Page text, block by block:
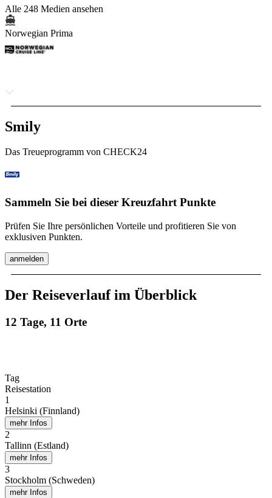
Alle 248 Medien ansehen
Norwegian Prima
Smily
Das Treueprogramm von CHECK24
Sammeln Sie bei dieser Kreuzfahrt Punkte
Prüfen Sie Ihre persönlichen Vorteile und profitieren Sie von
exklusiven Punkten.
anmelden
Der Reiseverlauf im Überblick
12 Tage, 11 Orte
Tag
Reisestation
1
Helsinki (Finnland)
mehr Infos
2
Tallinn (Estland)
mehr Infos
3
Stockholm (Schweden)
mehr Infos